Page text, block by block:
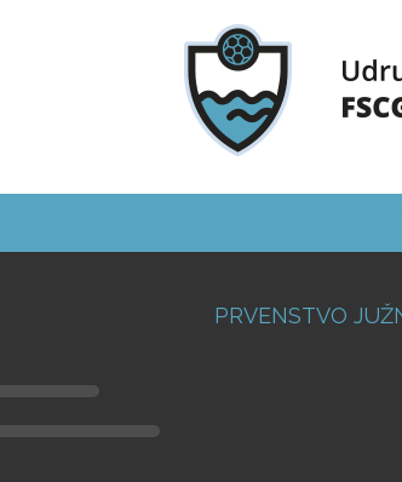
PRVENSTVO